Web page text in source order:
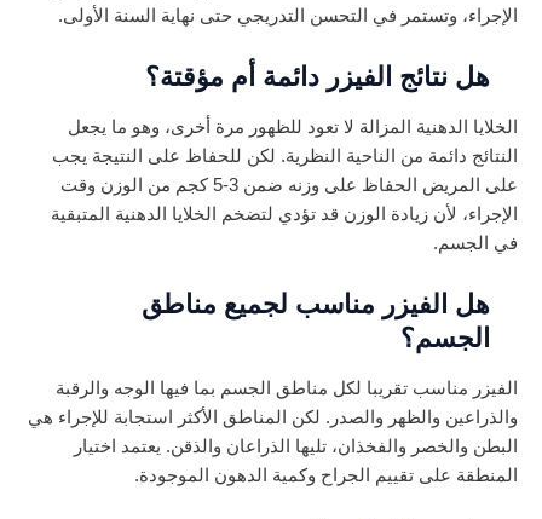
الإجراء، وتستمر في التحسن التدريجي حتى نهاية السنة الأولى.
هل نتائج الفيزر دائمة أم مؤقتة؟
الخلايا الدهنية المزالة لا تعود للظهور مرة أخرى، وهو ما يجعل
النتائج دائمة من الناحية النظرية. لكن للحفاظ على النتيجة يجب
على المريض الحفاظ على وزنه ضمن 3-5 كجم من الوزن وقت
الإجراء، لأن زيادة الوزن قد تؤدي لتضخم الخلايا الدهنية المتبقية
في الجسم.
هل الفيزر مناسب لجميع مناطق
الجسم؟
الفيزر مناسب تقريبا لكل مناطق الجسم بما فيها الوجه والرقبة
والذراعين والظهر والصدر. لكن المناطق الأكثر استجابة للإجراء هي
البطن والخصر والفخذان، تليها الذراعان والذقن. يعتمد اختيار
المنطقة على تقييم الجراح وكمية الدهون الموجودة.